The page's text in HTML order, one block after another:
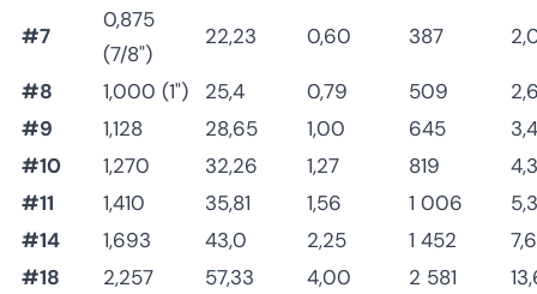
#7
0,875
(7/8")
22,23 0,60 387
#8 1,000 (1") 25,4 0,79 509
#9
1,128 28,65 1,00 645
#10
1,270 32,26 1,27 819
#11
1,410 35,81 1,56 1 006
#14
1,693 43,0 2,25 1 452
#18
2,257 57,33 4,00 2 581